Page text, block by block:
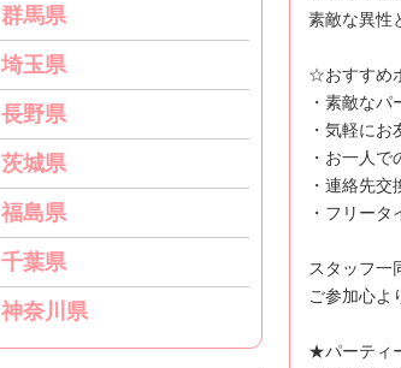
群馬県
埼玉県
長野県
茨城県
福島県
千葉県
神奈川県
素敵な異性
☆おすすめ
・素敵な
・気軽に
・お一人
・連絡先
・フリー
スタッフ一
ご参加心よ
★パーティ